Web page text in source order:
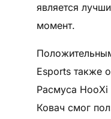
является
момент.
Esports также
Расмуса
Ковач смог